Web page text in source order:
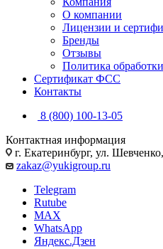
О компании
Лицензии и
Бренды
Отзывы
Политика
Сертификат ФСС
Контакты
8 (800) 100-13-05
Контактная информация
г. Екатеринбург, ул.
zakaz@yukigroup.ru
Telegram
Rutube
MAX
WhatsApp
Яндекс.Дзен